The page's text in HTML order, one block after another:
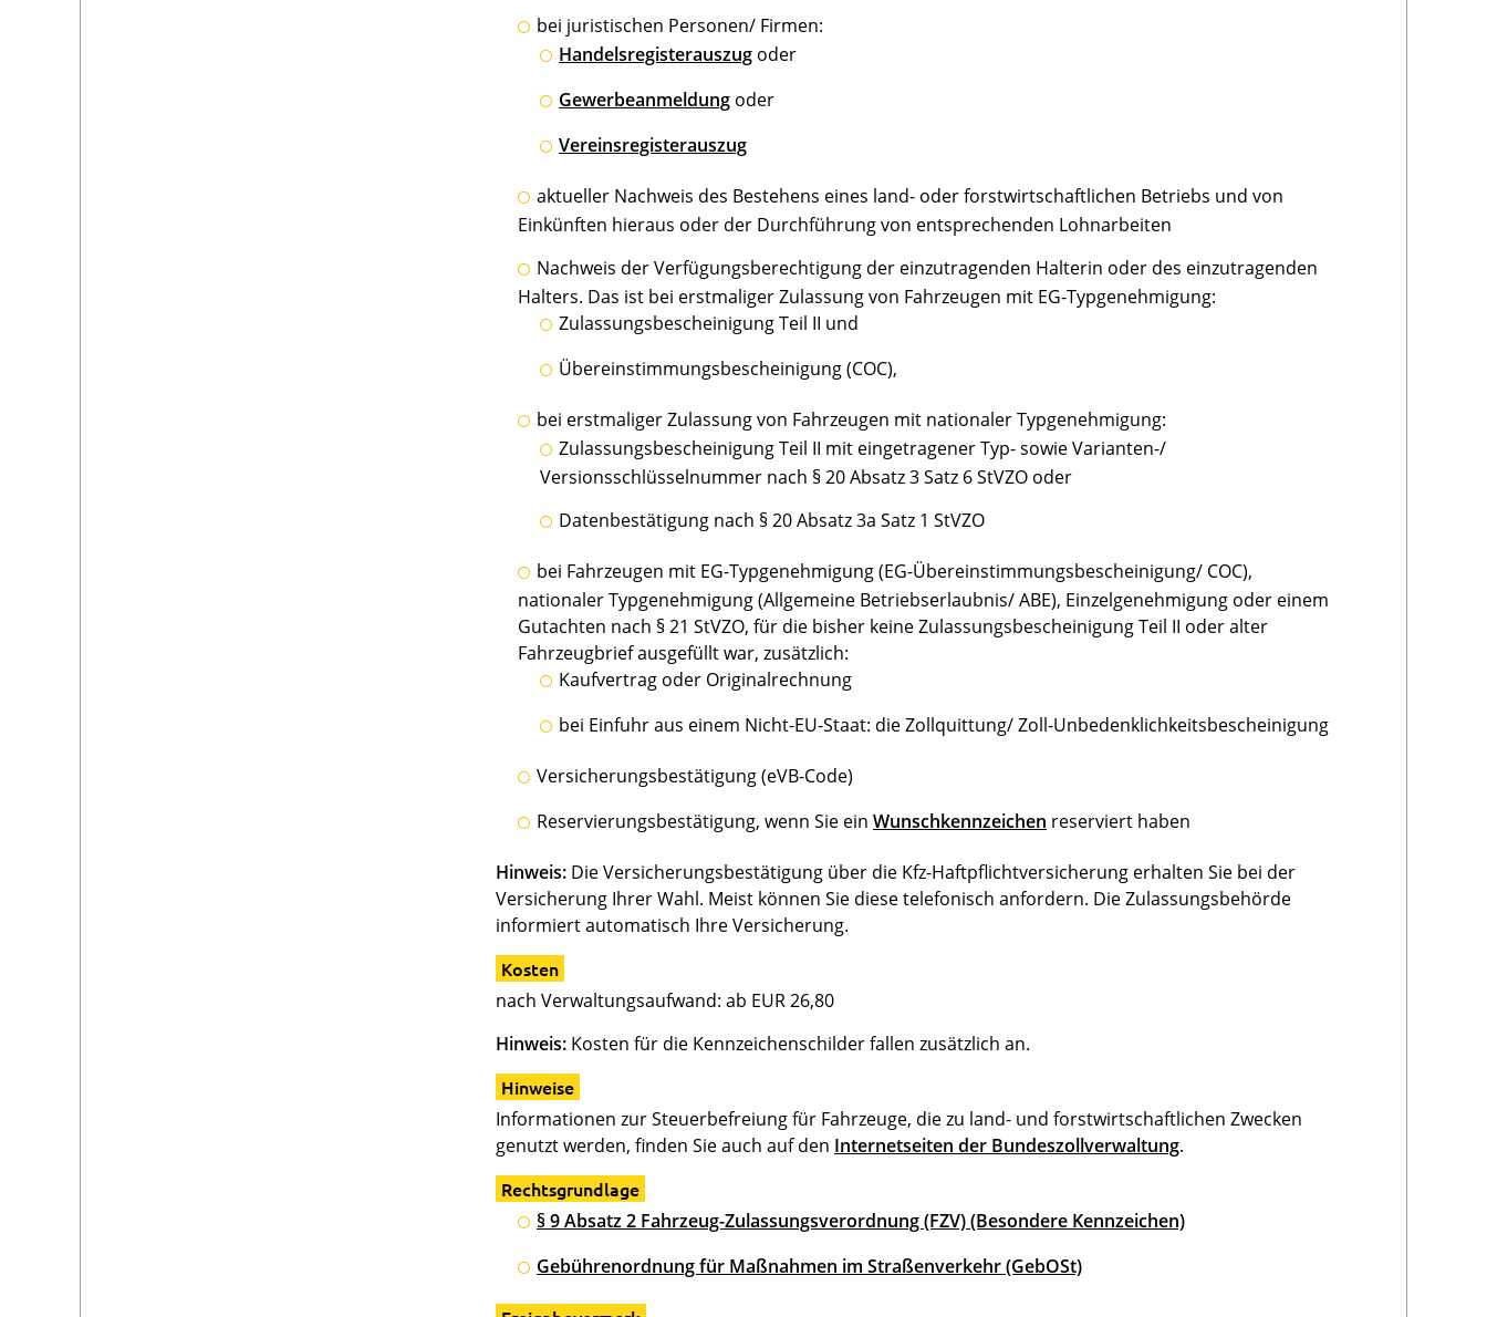
bei juristischen Personen/ Firmen:
Handelsregisterauszug oder
Gewerbeanmeldung oder
Vereinsregisterauszug
aktueller Nachweis des Bestehens eines land- oder forstwirtschaftlichen Betriebs und von
Einkünften hieraus oder der Durchführung von entsprechenden Lohnarbeiten
Nachweis der Verfügungsberechtigung der einzutragenden Halterin oder des einzutragenden
Halters. Das ist bei erstmaliger Zulassung von Fahrzeugen mit EG-Typgenehmigung:
Zulassungsbescheinigung Teil II und
Übereinstimmungsbescheinigung (COC),
bei erstmaliger Zulassung von Fahrzeugen mit nationaler Typgenehmigung:
Zulassungsbescheinigung Teil II mit eingetragener Typ- sowie Varianten-/
Versionsschlüsselnummer nach § 20 Absatz 3 Satz 6 StVZO oder
Datenbestätigung nach § 20 Absatz 3a Satz 1 StVZO
bei Fahrzeugen mit EG-Typgenehmigung (EG-Übereinstimmungsbescheinigung/ COC),
nationaler Typgenehmigung (Allgemeine Betriebserlaubnis/ ABE), Einzelgenehmigung oder einem
Gutachten nach § 21 StVZO, für die bisher keine Zulassungsbescheinigung Teil II oder alter
Fahrzeugbrief ausgefüllt war, zusätzlich:
Kaufvertrag oder Originalrechnung
bei Einfuhr aus einem Nicht-EU-Staat: die Zollquittung/ Zoll-Unbedenklichkeitsbescheinigung
Versicherungsbestätigung (eVB-Code)
Reservierungsbestätigung, wenn Sie ein Wunschkennzeichen reserviert haben
Hinweis: Die Versicherungsbestätigung über die Kfz-Haftpflichtversicherung erhalten Sie bei der
Versicherung Ihrer Wahl. Meist können Sie diese telefonisch anfordern. Die Zulassungsbehörde
informiert automatisch Ihre Versicherung.
Kosten
nach Verwaltungsaufwand: ab EUR 26,80
Hinweis: Kosten für die Kennzeichenschilder fallen zusätzlich an.
Hinweise
Informationen zur Steuerbefreiung für Fahrzeuge, die zu land- und forstwirtschaftlichen Zwecken
genutzt werden, finden Sie auch auf den Internetseiten der Bundeszollverwaltung.
Rechtsgrundlage
§ 9 Absatz 2 Fahrzeug-Zulassungsverordnung (FZV) (Besondere Kennzeichen)
Gebührenordnung für Maßnahmen im Straßenverkehr (GebOSt)